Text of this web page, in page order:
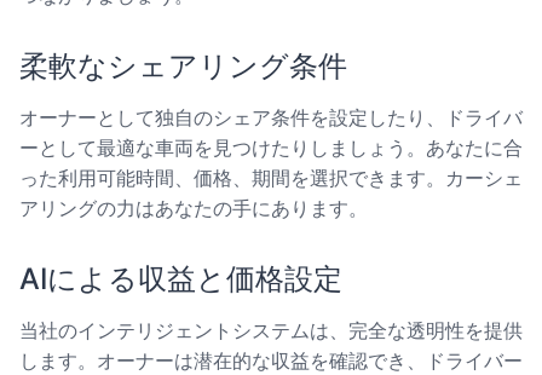
柔軟なシェアリング条件
オーナーとして独自のシェア条件を設定したり、ドライバ
ーとして最適な車両を見つけたりしましょう。あなたに合
った利用可能時間、価格、期間を選択できます。カーシェ
アリングの力はあなたの手にあります。
AIによる収益と価格設定
当社のインテリジェントシステムは、完全な透明性を提供
します。オーナーは潜在的な収益を確認でき、ドライバー